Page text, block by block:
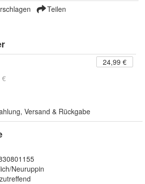
Teilen
24,99 €
€
Versand & Rückgabe
Neuruppin